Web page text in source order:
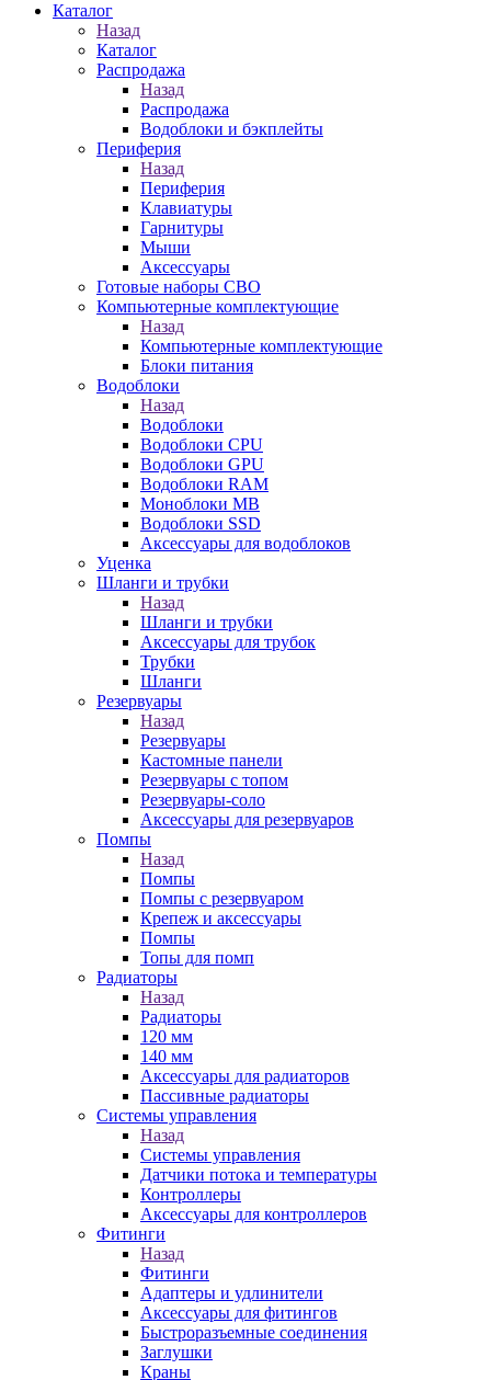
Каталог
Назад
Каталог
Распродажа
Назад
Распродажа
Водоблоки и бэкплейты
Периферия
Назад
Периферия
Клавиатуры
Гарнитуры
Мыши
Аксессуары
Готовые наборы СВО
Компьютерные комплектующие
Назад
Компьютерные комплектующие
Блоки питания
Водоблоки
Назад
Водоблоки
Водоблоки CPU
Водоблоки GPU
Водоблоки RAM
Моноблоки MB
Водоблоки SSD
Аксессуары для водоблоков
Уценка
Шланги и трубки
Назад
Шланги и трубки
Аксессуары для трубок
Трубки
Шланги
Резервуары
Назад
Резервуары
Кастомные панели
Резервуары с топом
Резервуары-соло
Аксессуары для резервуаров
Помпы
Назад
Помпы
Помпы с резервуаром
Крепеж и аксессуары
Помпы
Топы для помп
Радиаторы
Назад
Радиаторы
120 мм
140 мм
Аксессуары для радиаторов
Пассивные радиаторы
Системы управления
Назад
Системы управления
Датчики потока и температуры
Контроллеры
Аксессуары для контроллеров
Фитинги
Назад
Фитинги
Адаптеры и удлинители
Аксессуары для фитингов
Быстроразъемные соединения
Заглушки
Краны